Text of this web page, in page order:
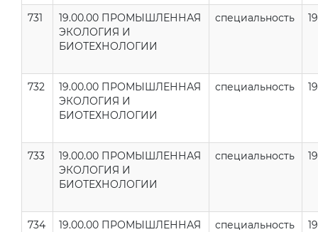
731
19.00.00 ПРОМЫШЛЕННАЯ
ЭКОЛОГИЯ И
БИОТЕХНОЛОГИИ
специальность
732
19.00.00 ПРОМЫШЛЕННАЯ
ЭКОЛОГИЯ И
БИОТЕХНОЛОГИИ
специальность
733
19.00.00 ПРОМЫШЛЕННАЯ
ЭКОЛОГИЯ И
БИОТЕХНОЛОГИИ
специальность
734
19.00.00 ПРОМЫШЛЕННАЯ
специальность